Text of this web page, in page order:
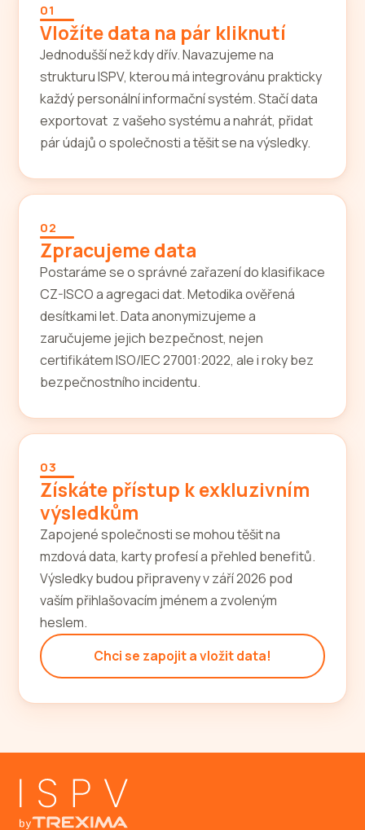
01
Vložíte data na pár kliknutí
Jednodušší než kdy dřív. Navazujeme na
strukturu ISPV, kterou má integrovánu prakticky
každý personální informační systém. Stačí data
exportovat z vašeho systému a nahrát, přidat
pár údajů o společnosti a těšit se na výsledky.
02
Zpracujeme data
Postaráme se o správné zařazení do klasifikace
CZ-ISCO a agregaci dat. Metodika ověřená
desítkami let. Data anonymizujeme a
zaručujeme jejich bezpečnost, nejen
certifikátem ISO/IEC 27001:2022, ale i roky bez
bezpečnostního incidentu.
03
Získáte přístup k exkluzivním
výsledkům
Zapojené společnosti se mohou těšit na
mzdová data, karty profesí a přehled benefitů.
Výsledky budou připraveny v září 2026 pod
vaším přihlašovacím jménem a zvoleným
heslem.
Chci se zapojit a vložit data!